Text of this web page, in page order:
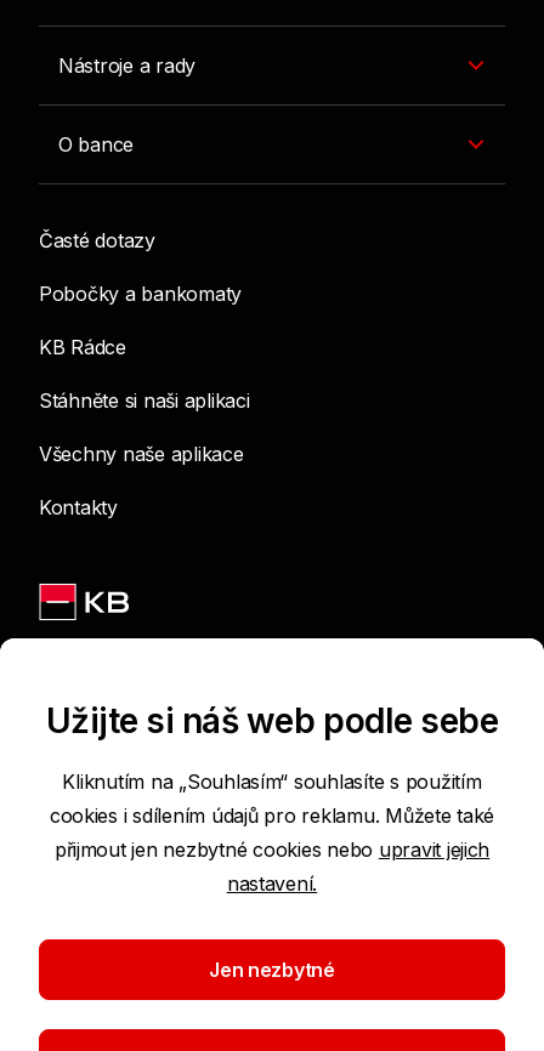
Nástroje a rady
O bance
Časté dotazy
Pobočky a bankomaty
KB Rádce
Stáhněte si naši aplikaci
Všechny naše aplikace
Kontakty
Podmínky používání internetových stránek
Prohlášení o přístupnosti
Ochrana osobních údajů
Užijte si náš web podle sebe
Kliknutím na „Souhlasím“ souhlasíte s použitím
cookies i sdílením údajů pro reklamu. Můžete také
přijmout jen nezbytné cookies nebo upravit jejich
nastavení.
Jen nezbytné